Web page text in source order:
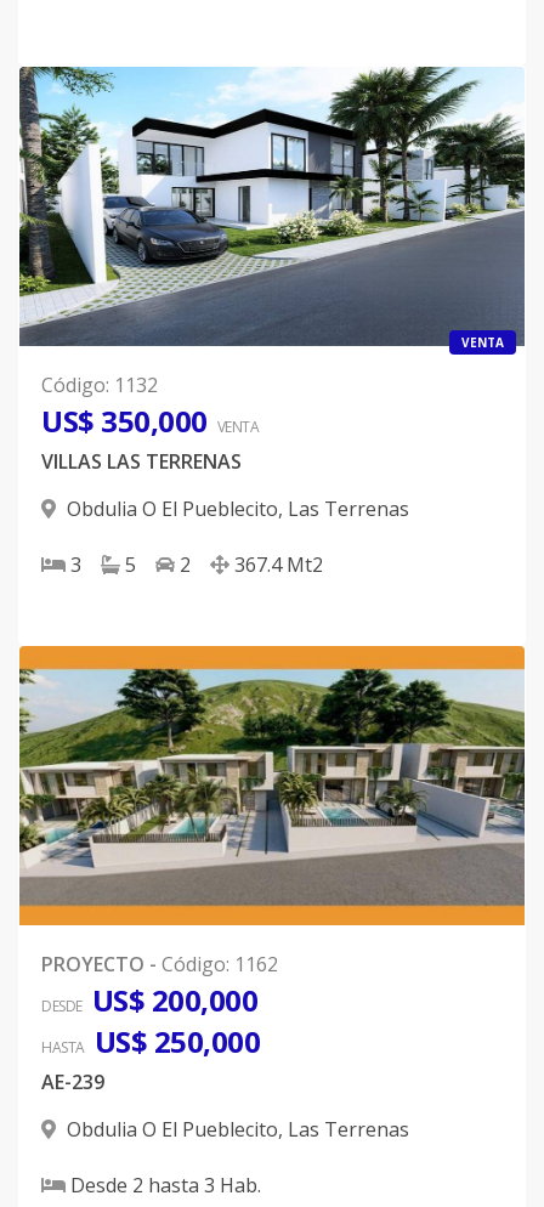
VENTA
Código: 1132
US$ 350,000 VENTA
VILLAS LAS TERRENAS
Obdulia O El Pueblecito, Las Terrenas
3 5 2 367.4 Mt2
PROYECTO - Código: 1162
DESDE US$ 200,000
HASTA US$ 250,000
AE-239
Obdulia O El Pueblecito, Las Terrenas
Desde 2 hasta 3 Hab.